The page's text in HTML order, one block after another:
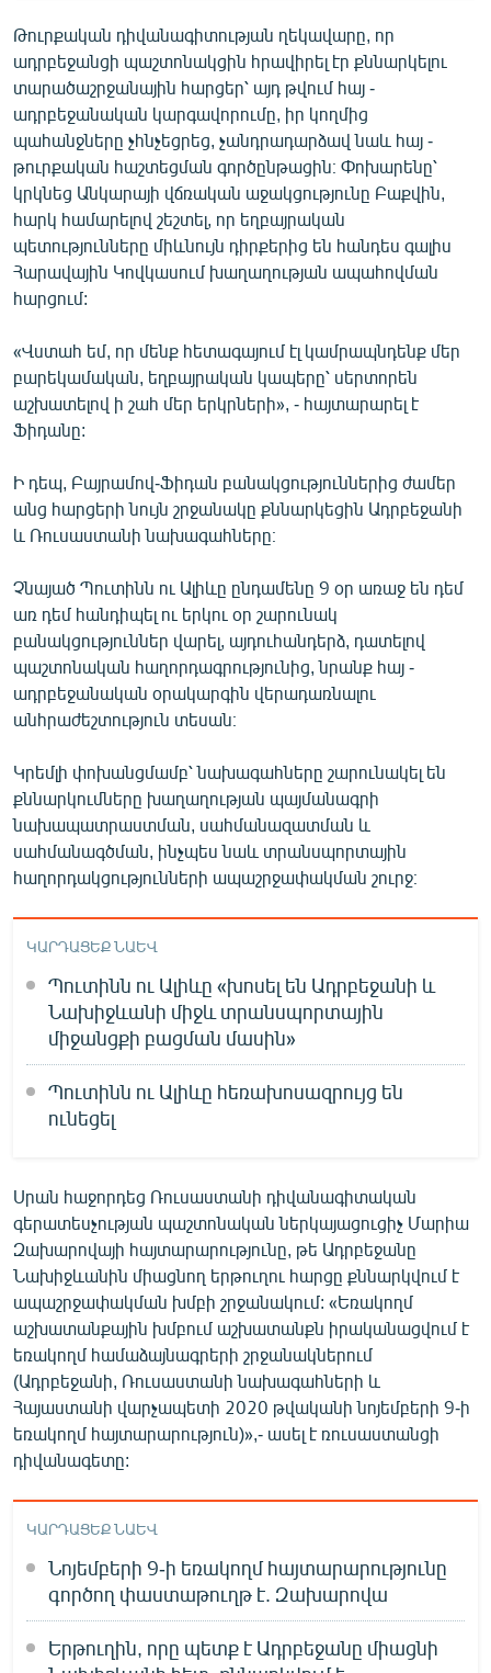
Թուրքական դիվանագիտության ղեկավարը, որ
ադրբեջանցի պաշտոնակցին հրավիրել էր քննարկելու
տարածաշրջանային հարցեր՝ այդ թվում հայ -
ադրբեջանական կարգավորումը, իր կողմից
պահանջները չհնչեցրեց, չանդրադարձավ նաև հայ -
թուրքական հաշտեցման գործընթացին։ Փոխարենը՝
կրկնեց Անկարայի վճռական աջակցությունը Բաքվին,
հարկ համարելով շեշտել, որ եղբայրական
պետությունները միևնույն դիրքերից են հանդես գալիս
Հարավային Կովկասում խաղաղության ապահովման
հարցում:
«Վստահ եմ, որ մենք հետագայում էլ կամրապնդենք մեր
բարեկամական, եղբայրական կապերը՝ սերտորեն
աշխատելով ի շահ մեր երկրների», - հայտարարել է
Ֆիդանը:
Ի դեպ, Բայրամով-Ֆիդան բանակցություններից ժամեր
անց հարցերի նույն շրջանակը քննարկեցին Ադրբեջանի
և Ռուսաստանի նախագահները։
Չնայած Պուտինն ու Ալիևը ընդամենը 9 օր առաջ են դեմ
առ դեմ հանդիպել ու երկու օր շարունակ
բանակցություններ վարել, այդուհանդերձ, դատելով
պաշտոնական հաղորդագրությունից, նրանք հայ -
ադրբեջանական օրակարգին վերադառնալու
անհրաժեշտություն տեսան։
Կրեմլի փոխանցմամբ՝ նախագահները շարունակել են
քննարկումները խաղաղության պայմանագրի
նախապատրաստման, սահմանազատման և
սահմանագծման, ինչպես նաև տրանսպորտային
հաղորդակցությունների ապաշրջափակման շուրջ։
ԿԱՐԴԱՑԵՔ ՆԱԵՎ
Պուտինն ու Ալիևը «խոսել են Ադրբեջանի և
Նախիջևանի միջև տրանսպորտային
միջանցքի բացման մասին»
Պուտինն ու Ալիևը հեռախոսազրույց են
ունեցել
Սրան հաջորդեց Ռուսաստանի դիվանագիտական
գերատեսչության պաշտոնական ներկայացուցիչ Մարիա
Զախարովայի հայտարարությունը, թե Ադրբեջանը
Նախիջևանին միացնող երթուղու հարցը քննարկվում է
ապաշրջափակման խմբի շրջանակում: «Եռակողմ
աշխատանքային խմբում աշխատանքն իրականացվում է
եռակողմ համաձայնագրերի շրջանակներում
(Ադրբեջանի, Ռուսաստանի նախագահների և
Հայաստանի վարչապետի 2020 թվականի նոյեմբերի 9-ի
եռակողմ հայտարարություն)»,- ասել է ռուսաստանցի
դիվանագետը:
ԿԱՐԴԱՑԵՔ ՆԱԵՎ
Նոյեմբերի 9-ի եռակողմ հայտարարությունը
գործող փաստաթուղթ է. Զախարովա
Երթուղին, որը պետք է Ադրբեջանը միացնի